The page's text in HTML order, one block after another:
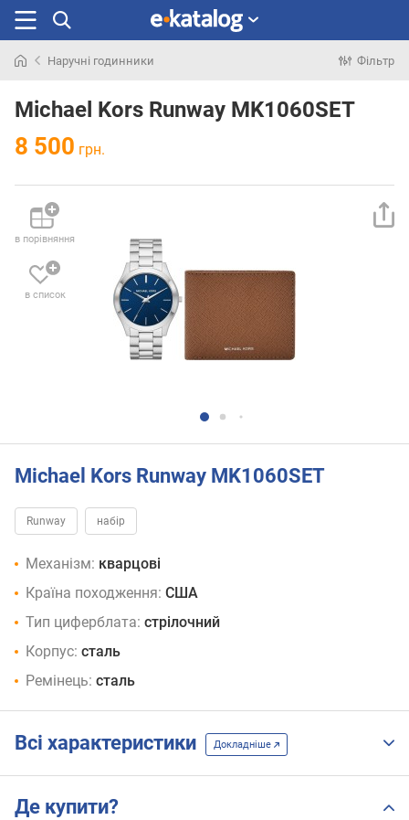
раніше
Наручні годинники Фільтр
Michael Kors Runway MK1060SET
8 500 грн.
в порівняння
в список
Michael Kors Runway MK1060SET
Runway набір
Механізм: кварцові
Країна походження: США
Тип циферблата: стрілочний
Корпус: сталь
Ремінець: сталь
Всі характеристики Докладніше
Де купити?